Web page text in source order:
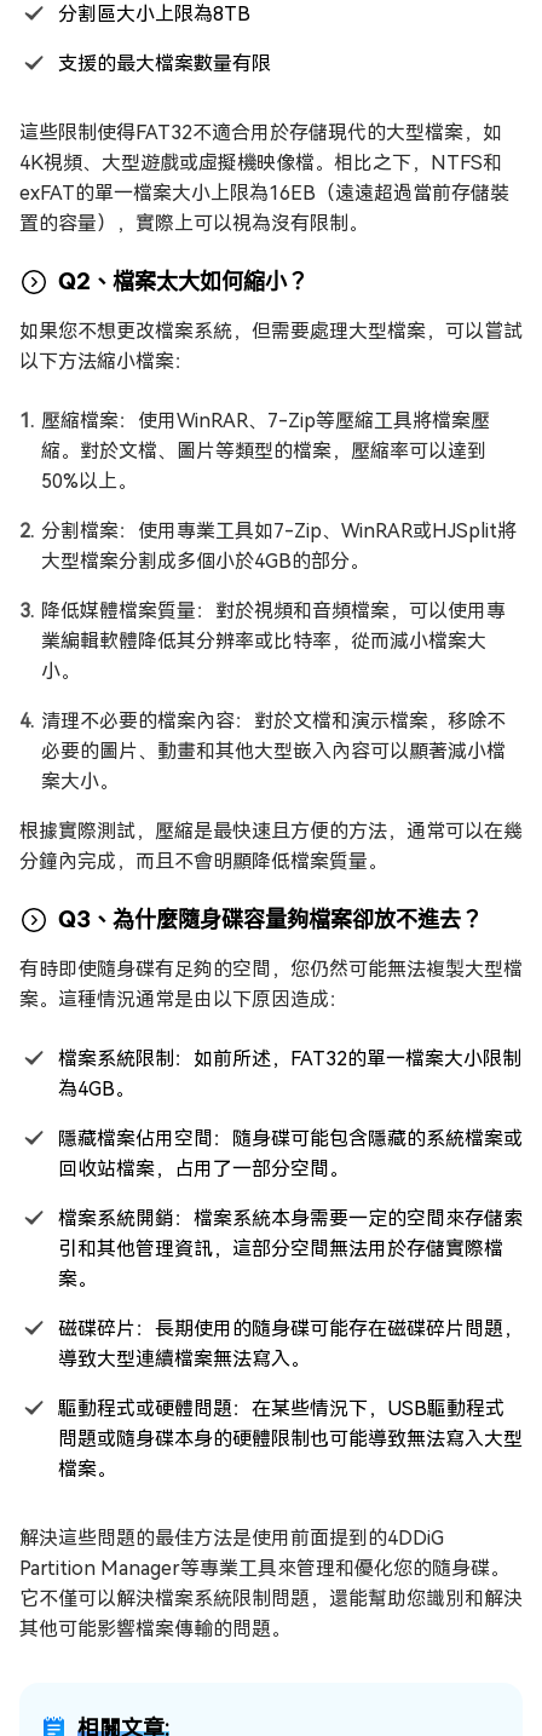
分割區大小上限為8TB
支援的最大檔案數量有限
這些限制使得FAT32不適合用於存儲現代的大型檔案，如
4K視頻、大型遊戲或虛擬機映像檔。相比之下，NTFS和
exFAT的單一檔案大小上限為16EB（遠遠超過當前存儲裝
置的容量），實際上可以視為沒有限制。
Q2、檔案太大如何縮小？
如果您不想更改檔案系統，但需要處理大型檔案，可以嘗試
以下方法縮小檔案：
壓縮檔案：使用WinRAR、7-Zip等壓縮工具將檔案壓
縮。對於文檔、圖片等類型的檔案，壓縮率可以達到
50%以上。
分割檔案：使用專業工具如7-Zip、WinRAR或HJSplit將
大型檔案分割成多個小於4GB的部分。
降低媒體檔案質量：對於視頻和音頻檔案，可以使用專
業編輯軟體降低其分辨率或比特率，從而減小檔案大
小。
清理不必要的檔案內容：對於文檔和演示檔案，移除不
必要的圖片、動畫和其他大型嵌入內容可以顯著減小檔
案大小。
根據實際測試，壓縮是最快速且方便的方法，通常可以在幾
分鐘內完成，而且不會明顯降低檔案質量。
Q3、為什麼隨身碟容量夠檔案卻放不進去？
有時即使隨身碟有足夠的空間，您仍然可能無法複製大型檔
案。這種情況通常是由以下原因造成：
檔案系統限制：如前所述，FAT32的單一檔案大小限制
為4GB。
隱藏檔案佔用空間：隨身碟可能包含隱藏的系統檔案或
回收站檔案，占用了一部分空間。
檔案系統開銷：檔案系統本身需要一定的空間來存儲索
引和其他管理資訊，這部分空間無法用於存儲實際檔
案。
磁碟碎片：長期使用的隨身碟可能存在磁碟碎片問題，
導致大型連續檔案無法寫入。
驅動程式或硬體問題：在某些情況下，USB驅動程式
問題或隨身碟本身的硬體限制也可能導致無法寫入大型
檔案。
解決這些問題的最佳方法是使用前面提到的4DDiG
Partition Manager等專業工具來管理和優化您的隨身碟。
它不僅可以解決檔案系統限制問題，還能幫助您識別和解決
其他可能影響檔案傳輸的問題。
相關文章: